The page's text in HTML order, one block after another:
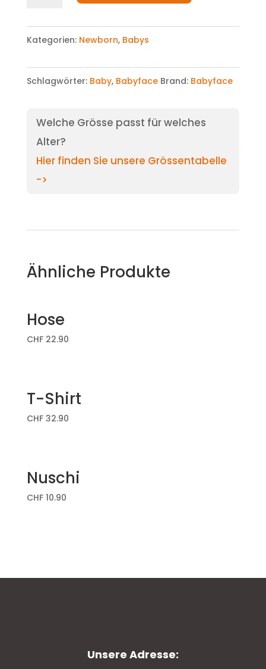
Kategorien: Newborn, Babys
Schlagwörter: Baby, Babyface Brand: Babyface
Welche Grösse passt für welches
Alter?
Hier finden Sie unsere Grössentabelle
->
Ähnliche Produkte
Hose
CHF22.90
T-Shirt
CHF32.90
Nuschi
CHF10.90
Unsere Adresse: